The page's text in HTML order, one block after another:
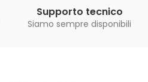
Supporto tecnico
Siamo sempre disponibili